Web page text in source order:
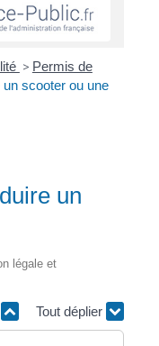
> Permis de
scooter ou une
un
légale et
Tout déplier